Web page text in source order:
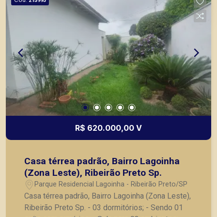
Ribeirão Preto.
R$ 620.000,00 V
Casa térrea padrão, Bairro Lagoinha
(Zona Leste), Ribeirão Preto Sp.
Parque Residencial Lagoinha - Ribeirão Preto/SP
Casa térrea padrão, Bairro Lagoinha (Zona Leste),
Ribeirão Preto Sp. - 03 dormitórios; - Sendo 01